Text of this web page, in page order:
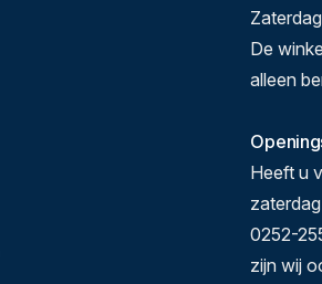
De
alleen
Heeft u
0252-
zijn wij